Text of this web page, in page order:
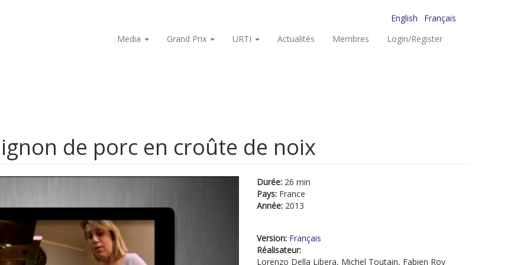
English
Français
Media
Grand Prix URTI Actualités Membres Login/Register
de porc en croûte de noix
Durée: 26 min
Pays: France
Année: 2013
Version: Français
Réalisateur:
Lorenzo Della Libera, Michel Toutain, Fabien Roy